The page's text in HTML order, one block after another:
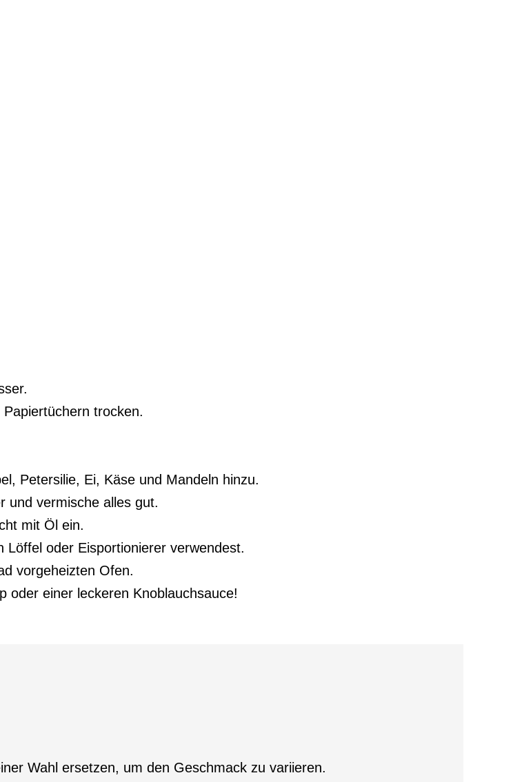
trocken.
Petersilie, Ei, Käse und Mandeln hinzu.
und vermische alles gut.
mit Öl ein.
oder Eisportionierer verwendest.
vorgeheizten Ofen.
oder einer leckeren Knoblauchsauce!
Wahl ersetzen, um den Geschmack zu variieren.